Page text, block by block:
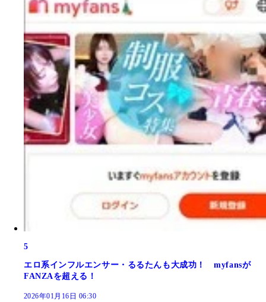
5
エロ系インフルエンサー・るるたんも大成功！ myfansが
FANZAを超える！
2026年01月16日 06:30